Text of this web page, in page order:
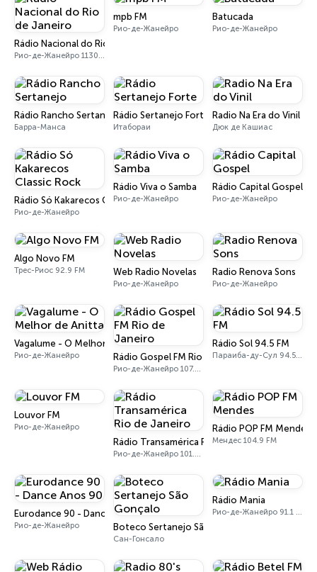
Rádio Nacional do Rio de Janeiro
Рио-де-Жанейро 1130 AM
mpb FM
Рио-де-Жанейро
Batucada
Рио-де-Жанейро
Rádio Rancho Sertanejo
Барра-Манса
Rádio Sertanejo Forte
Итабораи
Radio Na Era do Vinil
Дюк де Кашиас
Rádio Só Kakarecos Classic Rock
Рио-де-Жанейро
Rádio Viva o Samba
Рио-де-Жанейро
Rádio Capital Gospel
Рио-де-Жанейро
Algo Novo FM
Трес-Риос 92.9 FM Web Radio Novelas
Рио-де-Жанейро
Radio Renova Sons
Рио-де-Жанейро
Vagalume - O Melhor de Anitta
Рио-де-Жанейро Rádio Gospel FM Rio de Janeiro
Рио-де-Жанейро 107.9 FM
Rádio Sol 94.5 FM
Параиба-ду-Сул 94.5 FM
Louvor FM
Рио-де-Жанейро
Rádio Transamérica Rio de Janeiro
Рио-де-Жанейро 101.3 FM
Rádio POP FM Mendes
Мендес 104.9 FM
Eurodance 90 - Dance Anos 90
Рио-де-Жанейро Boteco Sertanejo São Gonçalo
Сан-Гонсало
Rádio Mania
Рио-де-Жанейро 91.1 FM